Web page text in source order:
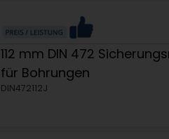
112 mm DIN 472
für Bohrungen
DIN472112J